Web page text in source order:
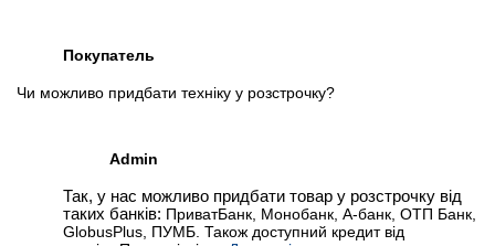
Покупатель
Чи можливо придбати техніку у розстрочку?
Admin
Так, у нас можливо придбати товар у розстрочку від
таких банків: ПриватБанк, Монобанк, А-банк, ОТП Банк,
GlobusPlus, ПУМБ. Також доступний кредит від